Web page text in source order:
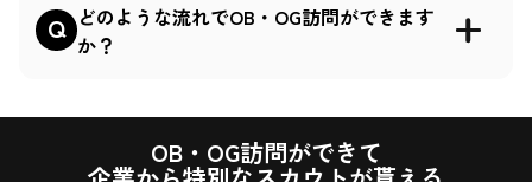
どのような流れでOB・OG訪問ができます
か？
OB・OG訪問ができて